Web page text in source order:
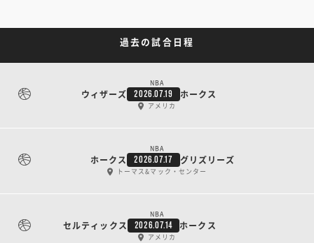
過去の試合日程
NBA
ウィザーズ 2026.07.19 ホークス
アメリカ
NBA
ホークス 2026.07.17 グリズリーズ
トーマス&マック・センター
NBA
セルティックス 2026.07.14 ホークス
アメリカ